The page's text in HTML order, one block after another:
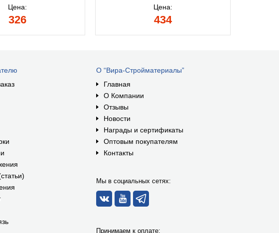
Цена:
326
Цена:
434
О “Вира-Стройматериалы”
Главная
О Компании
Отзывы
Новости
Награды и сертификаты
Оптовым покупателям
Контакты
Мы в социальных сетях:
Принимаем к оплате: